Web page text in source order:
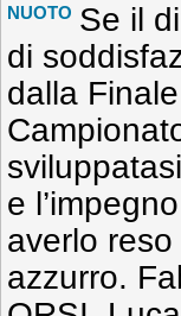
NUOTO Se il
di
dalla
e
averlo
azzurro.